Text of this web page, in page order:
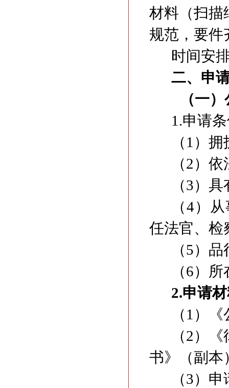
材料（扫描
规范，要件
时间安
二、申
（一
1.申请
（1）
（2）
（3）
（4）
任法官、检
（5）
（6）
2.申请
（1）
（2）
书》（副本
（3）